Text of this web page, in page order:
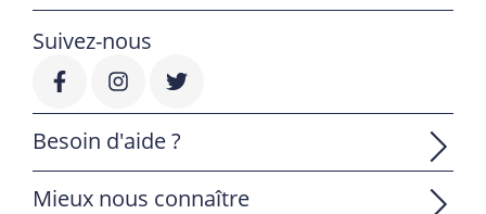
Suivez-nous
Besoin d'aide ?
Mieux nous connaître